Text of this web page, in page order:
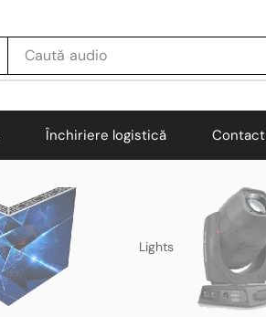
Caută audio
Închiriere logistică Contact
Lights